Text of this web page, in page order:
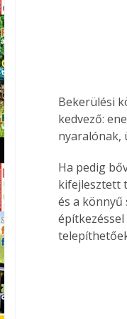
Bekerülési
kedvező:
nyaralónak,
Ha pedig
kifejlesztett
és a